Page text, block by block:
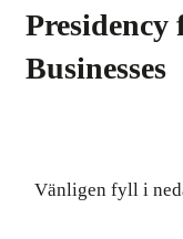
Presidency
Businesses
Vänligen fyll i